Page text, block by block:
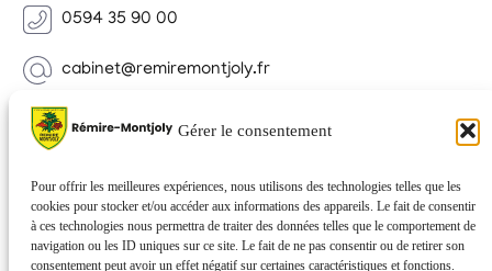
Gérer le consentement
Pour offrir les meilleures expériences, nous utilisons des technologies telles que les
cookies pour stocker et/ou accéder aux informations des appareils. Le fait de consentir
à ces technologies nous permettra de traiter des données telles que le comportement de
navigation ou les ID uniques sur ce site. Le fait de ne pas consentir ou de retirer son
consentement peut avoir un effet négatif sur certaines caractéristiques et fonctions.
0594 35 90 00
cabinet@remiremontjoly.fr
Newsletter
nouvelles de votre commune.